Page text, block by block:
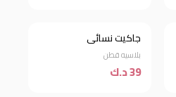
جديد
جاكيت نسائي
بلاسيه قطن
39 د.ك